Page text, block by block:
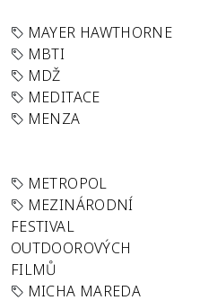
MAYER HAWTHORNE
MBTI
MDŽ
MEDITACE
MENZA
METROPOL
MEZINÁRODNÍ
FESTIVAL
OUTDOOROVÝCH
FILMŮ
MICHA MAREDA